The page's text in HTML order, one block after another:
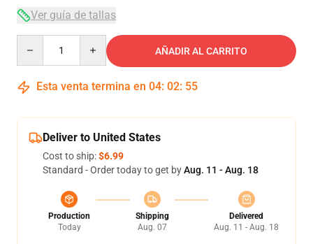
Ver guía de tallas
AÑADIR AL CARRITO
Esta venta termina en 04: 02: 55
Deliver to United States
Cost to ship:$6.99
Standard - Order today to get byAug. 11 - Aug. 18
Production
Today
Shipping
Aug. 07
Delivered
Aug. 11 - Aug. 18